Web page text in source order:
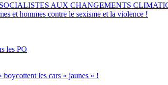
AUX CHANGEMENTS
et hommes contre le sexisme et la violence !
les PO
les cars « jaunes » !